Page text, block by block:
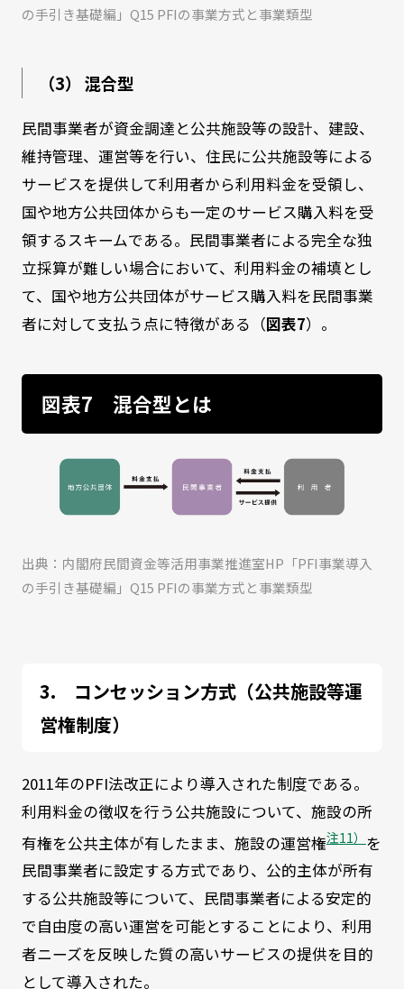
の手引き基礎編」Q15 PFIの事業方式と事業類型
（3） 混合型
民間事業者が資金調達と公共施設等の設計、建設、
維持管理、運営等を行い、住民に公共施設等による
サービスを提供して利用者から利用料金を受領し、
国や地方公共団体からも一定のサービス購入料を受
領するスキームである。民間事業者による完全な独
立採算が難しい場合において、利用料金の補填とし
て、国や地方公共団体がサービス購入料を民間事業
者に対して支払う点に特徴がある（図表7）。
図表7 混合型とは
出典：内閣府民間資金等活用事業推進室HP「PFI事業導入
の手引き基礎編」Q15 PFIの事業方式と事業類型
コンセッション方式（公共施設等運
営権制度）
2011年のPFI法改正により導入された制度である。
利用料金の徴収を行う公共施設について、施設の所
有権を公共主体が有したまま、施設の運営権注11） を
民間事業者に設定する方式であり、公的主体が所有
する公共施設等について、民間事業者による安定的
で自由度の高い運営を可能とすることにより、利用
者ニーズを反映した質の高いサービスの提供を目的
として導入された。